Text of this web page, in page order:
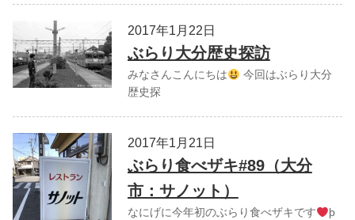
2017年1月22日
ぶらり大分歴史探訪
みなさんこんにちは
今回はぶらり大分
歴史探
2017年1月21日
ぶらり食べザキ#89（大分
市：サノット）
なにげに今年初のぶらり食べザキです þ